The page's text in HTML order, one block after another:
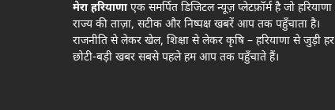
मेरा हरियाणाएक समर्पित डिजिटल न्यूज़ प्लेटफ़ॉर्म है जो हरियाणा
राज्य की ताज़ा, सटीक और निष्पक्ष खबरें आप तक पहुँचाता है।
राजनीति से लेकर खेल, शिक्षा से लेकर कृषि – हरियाणा से जुड़ी हर
छोटी-बड़ी खबर सबसे पहले हम आप तक पहुँचाते हैं।